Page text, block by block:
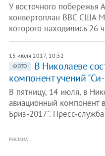
У восточного побережья
конвертоплан ВВС США
которого находились 26
15 июля 2017, 10:52
ФОТО
В Николаеве
компонент учений
В пятницу, 14 июля, в
авиационный компонент
Бриз-2017". Пресс-
РЕКЛАМА